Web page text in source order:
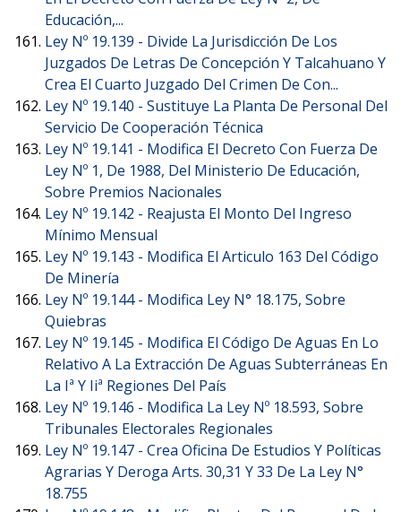
Educación,...
Ley Nº 19.139 - Divide La Jurisdicción De Los
Juzgados De Letras De Concepción Y Talcahuano Y
Crea El Cuarto Juzgado Del Crimen De Con...
Ley Nº 19.140 - Sustituye La Planta De Personal Del
Servicio De Cooperación Técnica
Ley Nº 19.141 - Modifica El Decreto Con Fuerza De
Ley Nº 1, De 1988, Del Ministerio De Educación,
Sobre Premios Nacionales
Ley Nº 19.142 - Reajusta El Monto Del Ingreso
Mínimo Mensual
Ley Nº 19.143 - Modifica El Articulo 163 Del Código
De Minería
Ley Nº 19.144 - Modifica Ley N° 18.175, Sobre
Quiebras
Ley Nº 19.145 - Modifica El Código De Aguas En Lo
Relativo A La Extracción De Aguas Subterráneas En
La Iª Y Iiª Regiones Del País
Ley Nº 19.146 - Modifica La Ley Nº 18.593, Sobre
Tribunales Electorales Regionales
Ley Nº 19.147 - Crea Oficina De Estudios Y Políticas
Agrarias Y Deroga Arts. 30,31 Y 33 De La Ley N°
18.755